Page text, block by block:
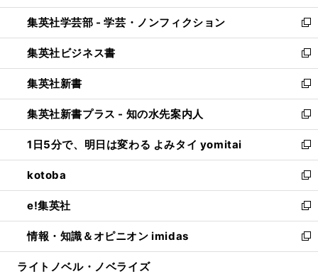
開
く
ウ
で
開
く
ン
ド
ウ
で
開
く
ウ
ィ
ン
ド
ウ
で
開
く
集英社学芸部 - 学芸・ノンフィクション
新
し
い
ウ
ィ
ン
ド
ウ
で
開
く
集英社ビジネス書
新
し
い
ウ
ィ
ン
ド
ウ
で
開
く
集英社新書
新
し
い
ウ
ィ
ン
ド
ウ
で
開
く
集英社新書プラス - 知の水先案内人
新
し
い
ウ
ィ
ン
ド
ウ
で
開
1日5分で、明日は変わる よみタイ yomitai
新
し
い
ウ
ィ
ン
ド
ウ
kotoba
新
し
い
ウ
ィ
ン
e!集英社
新
し
い
ウ
情報・知識＆オピニオン imidas
新
し
ライトノベル・ノベライズ